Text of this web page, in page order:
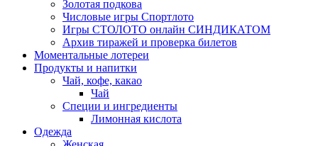
Золотая подкова
Числовые игры Спортлото
Игры СТОЛОТО онлайн СИНДИКАТОМ
Архив тиражей и проверка билетов
Моментальные лотереи
Продукты и напитки
Чай, кофе, какао
Чай
Специи и ингредиенты
Лимонная кислота
Одежда